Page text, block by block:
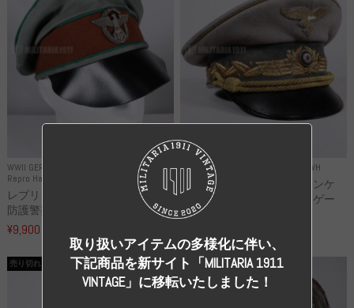
WWII GERMANY
Repro Hat and Cap Police and other
レプリカ ドイツ秩序警察 都市
防護警察 クラッシュキャップ...
¥9,900
WWII GERMANY Repro Uniforms WH
レプリカ ミヒャエル・ヤンケ
製 国家元帥 ヘルマン・ゲー
リ...
¥55,000 （税込）
売り切れ 売り切れ
取り扱いアイテムの多様化に伴い、
下記商品を新サイト「MILITARIA 1911
VINTAGE」に移転いたしました！